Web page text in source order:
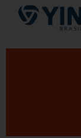
Pular
para
conteúdo